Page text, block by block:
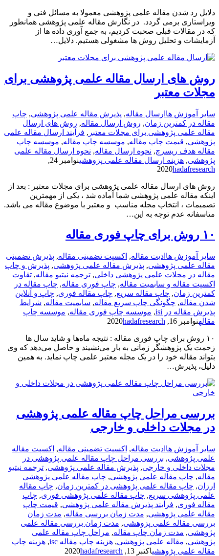
دلایل رد شدن مقاله علمی پژوهشی معمولا به مسائل فنی و
ویراستاری برمی گردد. در نگارش مقاله علمی پژوهشی همانطور
که در مقالات قبلی صحبت کردیم، به جمع آوری داده ها از
آزمایشات و تحلیل روش ها مشغولی هستیم. دلایل…
روش های ارسال مقاله علمی پژوهشی برای
مجلات معتبر
سایر آموزش ها ارسال مقاله, پذیرش مقاله علمی پژوهشی, چاپ
مقاله در کمترین زمان, روش ارسال مقاله, روش های ارسال
مقاله علمی پژوهشی برای مجلات معتبر , فرآیند ارسال مقاله علمی
پژوهشی, قیمت چاپ مقاله, موسسه چاپ مقاله, موسسه چاپ
مقاله هدف ریسرچ, نحوه ارسال مقاله, نحوه ارسال مقاله علمی
پژوهشی, هزینه ارسال مقاله علمی پزوهشی
نوامبر 24,
2020hadafresearch
روش های ارسال مقاله علمی پژوهشی برای مجلات معتبر : بعد از
اینکه مقاله علمی پژوهشی شما آماده شد ، یکی از مهمترین
تصمیمات ، انتخاب مجله مناسب و معتبر با موضوع مقاله می باشد.
متاسفانه عدم توجه به این…
۱۰ روش برای چاپ فوری مقاله
سایر آموزش ها ادیت مقاله, اکسپت تضمینی مقاله, پذیرش تضمینی
مقاله علمی پژوهشی, پذیرش مقاله علمی پژوهشی, پذیرش و چاپ
مقاله در مجلات علمی پژوهشی داخلی, ترجمه نیتیو مقاله, تقاوت
اکسپت مقاله و سابمیت مقاله, چاپ فوری مقاله, چاپ مقاله در
کمترین زمان, چاپ مقاله سریع, چاپ مقاله فوری, چاپ و آنلاین
شدن مقاله, چگونگی چاپ سریع مقاله, سابمیت مقاله, شرایط
پذیرش مقاله در isi
, موسسه چاپ فوری مقاله, موسسه چاپ
مقالهنوامبر 16, 2020 hadafresearch
۱۰ روش برای چاپ فوری مقاله : نتیجه ماه‌ها و شاید سال ها
زحمت یک پژوهشگر زمانی به بار می‌نشیند و حاصل می‌دهد که وی
بتواند مقاله خود را در یک مجله معتبر علمی چاپ نماید. به همین
دلیل، پذیرش…
بررسی مراحل چاپ مقاله علمی پژوهشی
در مجلات داخلی و خارجی
سایر آموزش ها ادیت مقاله, اکسپت تضمینی مقاله, اکسپت مقاله
علمی پژوهشی, بررسی مراحل چاپ مقاله علمی پژوهشی در
مجلات داخلی و خارجی, پذیرش مقاله علمی پژوهشی, ترجمه نیتیو
مقاله, چاپ مقاله علمی پژوهشی, چاپ مقاله علمی پژوهشی
ارزان, چاپ مقاله علمی پژوهشی در کمترین زمان, چاپ مقاله
علمی پژوهشی سریع, چاپ مقاله علمی پژوهشی فوری, چاپ
مقاله فوری, فرآیند پذیرش مقاله علمی پژوهشی, قیمت چاپ
مقاله علمی پژوهشی, مدت زمان بررسی مقاله, مدت زمان
بررسی مقاله علمی پزوهشی, مدت زمان بررسی مقاله علمی
پژوهشی, مدت زمان چاپ مقاله, مراحل چاپ مقاله علمی
پژوهشی, مقاله علمی پژوهشی, هزینه چاپ مقاله isc , هزینه چاپ
مقاله علمی پژوهشیاکتبر 13, 2020 hadafresearch